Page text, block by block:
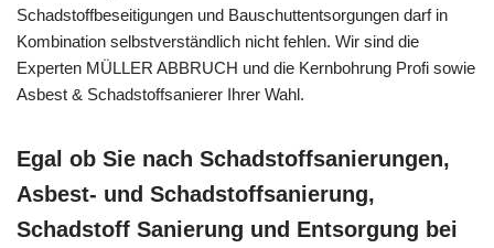
Schadstoffbeseitigungen und Bauschuttentsorgungen darf in
Kombination selbstverständlich nicht fehlen. Wir sind die
Experten MÜLLER ABBRUCH und die Kernbohrung Profi sowie
Asbest & Schadstoffsanierer Ihrer Wahl.
Egal ob Sie nach Schadstoffsanierungen,
Asbest- und Schadstoffsanierung,
Schadstoff Sanierung und Entsorgung bei